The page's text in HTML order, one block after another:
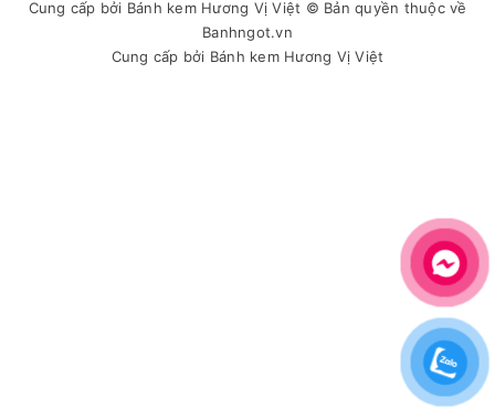
Cung cấp bởi Bánh kem Hương Vị Việt © Bản quyền thuộc về
Banhngot.vn
Cung cấp bởi Bánh kem Hương Vị Việt